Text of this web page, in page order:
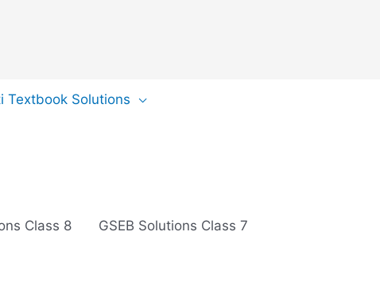
Textbook Solutions
Class 8 GSEB Solutions Class 7